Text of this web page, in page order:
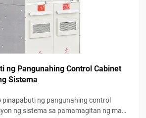
ng Pangunahing Control Cabinet
Sistema
pinapabuti ng pangunahing control
ng sistema sa pamamagitan ng mas